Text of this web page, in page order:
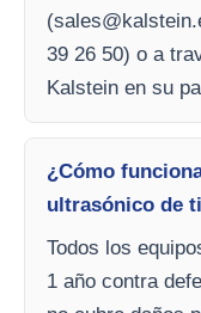
(
39 26 50) o a
Kalstein en su
¿Cómo
ultrasónico de
Todos los
1 año contra